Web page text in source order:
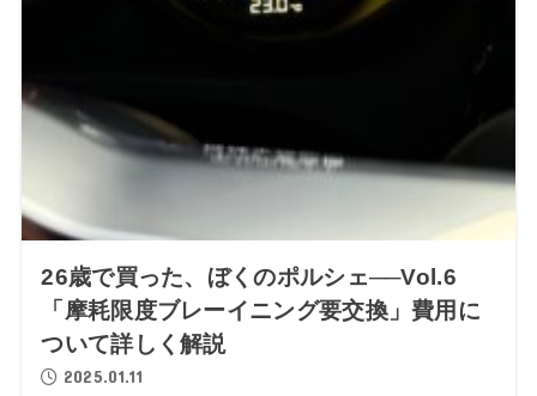
26歳で買った、ぼくのポルシェ──Vol.6
「摩耗限度ブレーイニング要交換」費用に
ついて詳しく解説
2025.01.11